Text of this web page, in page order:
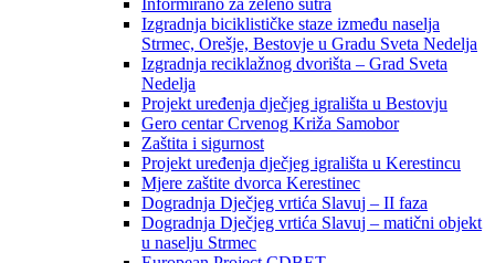
Izgradnja biciklističke staze između naselja
Strmec, Orešje, Bestovje u Gradu Sveta Nedelja
Izgradnja reciklažnog dvorišta – Grad Sveta
Nedelja
Projekt uređenja dječjeg igrališta u Bestovju
Gero centar Crvenog Križa Samobor
Zaštita i sigurnost
Projekt uređenja dječjeg igrališta u Kerestincu
Mjere zaštite dvorca Kerestinec
Dogradnja Dječjeg vrtića Slavuj – II faza
Dogradnja Dječjeg vrtića Slavuj – matični objekt
u naselju Strmec